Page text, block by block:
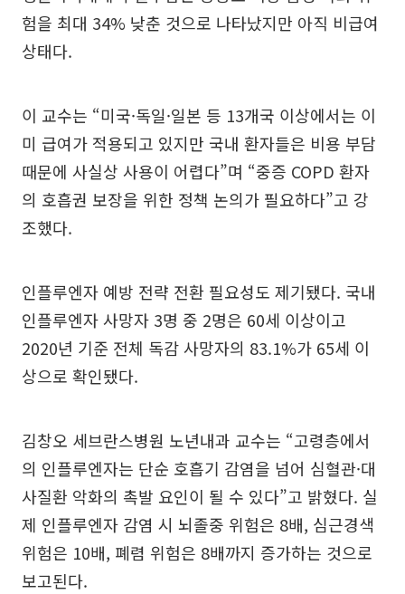
험을 최대 34% 낮춘 것으로 나타났지만 아직 비급여
상태다.
이 교수는 “미국·독일·일본 등 13개국 이상에서는 이
미 급여가 적용되고 있지만 국내 환자들은 비용 부담
때문에 사실상 사용이 어렵다”며 “중증 COPD 환자
의 호흡권 보장을 위한 정책 논의가 필요하다”고 강
조했다.
인플루엔자 예방 전략 전환 필요성도 제기됐다. 국내
인플루엔자 사망자 3명 중 2명은 60세 이상이고
2020년 기준 전체 독감 사망자의 83.1%가 65세 이
상으로 확인됐다.
김창오 세브란스병원 노년내과 교수는 “고령층에서
의 인플루엔자는 단순 호흡기 감염을 넘어 심혈관·대
사질환 악화의 촉발 요인이 될 수 있다”고 밝혔다. 실
제 인플루엔자 감염 시 뇌졸중 위험은 8배, 심근경색
위험은 10배, 폐렴 위험은 8배까지 증가하는 것으로
보고된다.